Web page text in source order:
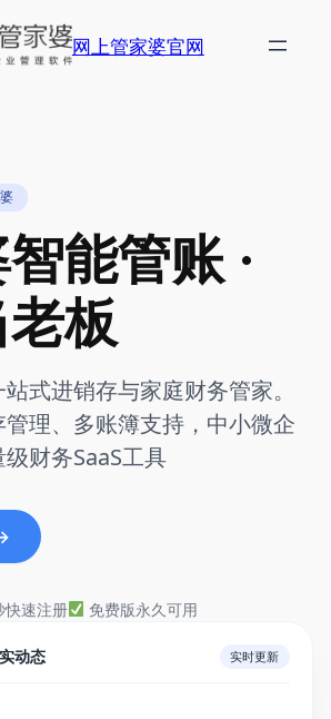
网上管家婆官网
能管账 ·
板
式进销存与家庭财务管家。
理、多账簿支持，中小微企
财务SaaS工具
快速注册 免费版永久可用
动态 实时更新